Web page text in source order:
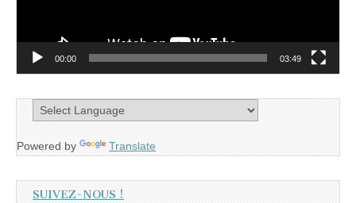
00:00 03:49
Powered by Translate
SUIVEZ-NOUS !